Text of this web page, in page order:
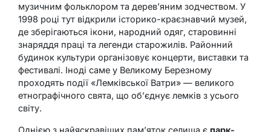
музичним фольклором та дерев’яним зодчеством. У
1998 році тут відкрили історико-краєзнавчий музей,
де зберігаються ікони, народний одяг, старовинні
знаряддя праці та легенди старожилів. Районний
будинок культури організовує концерти, виставки та
фестивалі. Іноді саме у Великому Березному
проходять події «Лемківської Ватри» — великого
етнографічного свята, що об’єднує лемків з усього
світу.